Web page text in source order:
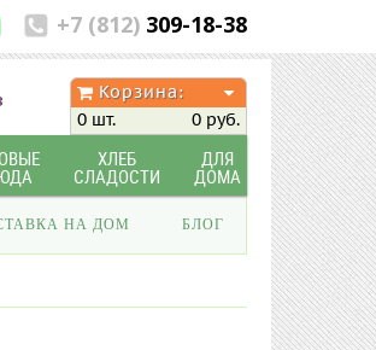
+7 (812) 309-18-38
Корзина:
0 шт.
0 руб.
ХЛЕБ
СЛАДОСТИ
ДЛЯ
ДОМА
НА ДОМ БЛОГ